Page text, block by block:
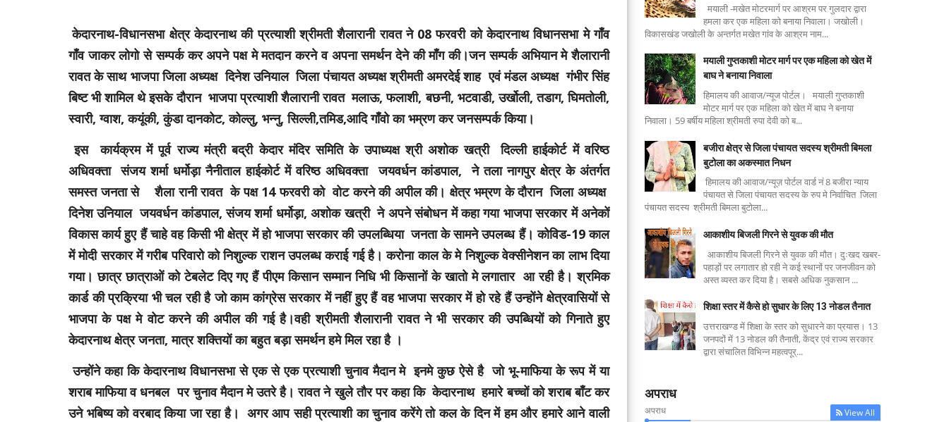
केदारनाथ-विधानसभा क्षेत्र केदारनाथ की प्रत्याशी श्रीमती शैलारानी रावत ने 08 फरवरी को केदारनाथ विधानसभा मे गाँव
गाँव जाकर लोगो से सम्पर्क कर अपने पक्ष मे मतदान करने व अपना समर्थन देने की माँग की।जन सम्पर्क अभियान मे शैलारानी
रावत के साथ भाजपा जिला अध्यक्ष दिनेश उनियाल जिला पंचायत अध्यक्ष श्रीमती अमरदेई शाह एवं मंडल अध्यक्ष गंभीर सिंह
बिष्ट भी शामिल थे इसके दौरान भाजपा प्रत्याशी शैलारानी रावत मलाऊ, फलाशी, बछनी, भटवाडी, उर्खोली, तडाग, घिमतोली,
स्वारी, ग्वाश, कयूंकी, कुंडा दानकोट, कोल्लु, भन्नु, सिल्ली,तमिड,आदि गाँवो का भम्रण कर जनसम्पर्क किया।
इस कार्यक्रम में पूर्व राज्य मंत्री बद्री केदार मंदिर समिति के उपाध्यक्ष श्री अशोक खत्री दिल्ली हाईकोर्ट में वरिष्ठ
अधिवक्ता संजय शर्मा धर्मोड़ा नैनीताल हाईकोर्ट में वरिष्ठ अधिवक्ता जयवर्धन कांडपाल, ने तला नागपुर क्षेत्र के अंतर्गत
समस्त जनता से शैला रानी रावत के पक्ष 14 फरवरी को वोट करने की अपील की। क्षेत्र भम्रण के दौरान जिला अध्यक्ष
दिनेश उनियाल जयवर्धन कांडपाल, संजय शर्मा धर्मोड़ा, अशोक खत्री ने अपने संबोधन में कहा गया भाजपा सरकार में अनेकों
विकास कार्य हुए हैं चाहे वह किसी भी क्षेत्र में हो भाजपा सरकार की उपलब्धिया जनता के सामने उपलब्ध हैं। कोविड-19 काल
में मोदी सरकार में गरीब परिवारो को निशुल्क राशन उपलब्ध कराई गई है। करोना काल के मे निशुल्क वेक्सीनेशन का लाभ दिया
गया। छात्र छात्राओं को टेबलेट दिए गए हैं पीएम किसान सम्मान निधि भी किसानों के खातो मे लगातार आ रही है। श्रमिक
कार्ड की प्रक्रिया भी चल रही है जो काम कांग्रेस सरकार में नहीं हुए हैं वह भाजपा सरकार में हो रहे हैं उन्होंने क्षेत्रवासियों से
भाजपा के पक्ष मे वोट करने की अपील की गई है।वही श्रीमती शैलारानी रावत ने भी सरकार की उपब्धियों को गिनाते हुए
केदारनाथ क्षेत्र जनता, मात्र शक्तियों का बहुत बड़ा समर्थन हमे मिल रहा है ।
उन्होंने कहा कि केदारनाथ विधानसभा से एक से एक प्रत्याशी चुनाव मैदान मे इनमे कुछ ऐसे है जो भू-माफिया के रूप में या
शराब माफिया व धनबल पर चुनाव मैदान मे उतरे है। रावत ने खुले तौर पर कहा कि केदारनाथ हमारे बच्चों को शराब बाँट कर
उने भबिष्य को वरबाद किया जा रहा है। अगर आप सही प्रत्याशी का चुनाव करेंगे तो कल के दिन में हम और हमारे आने वाली
मयाली -मखेत मोटरमार्ग पर आश्रम पर गुलदार द्वारा
हमला कर एक महिला को बनाया निवाला। जखोली।
विकासखंड जखोली के अन्तर्गत मखेत गांव के आश्रम नाम...
मयाली गुप्तकाशी मोटर मार्ग पर एक महिला को खेत में
बाघ ने बनाया निवाला
हिमालय की आवाज/न्यूज पोर्टल। मयाली गुप्तकाशी
मोटर मार्ग पर एक महिला को खेत में बाघ ने बनाया
निवाला। 59 बर्षीय महिला श्रीमती रुपा देवी को ब...
बजीरा क्षेत्र से जिला पंचायत सदस्य श्रीमती बिमला
बुटोला का अकस्मात निधन
हिमालय की आवाज/न्यूज़ पोर्टल वार्ड नं 8 बजीरा न्याय
पंचायत से जिला पंचायत सदस्य के रुप मे निर्वाचित जिला
पंचायत सदस्य श्रीमती बिमला बुटोला...
आकाशीय बिजली गिरने से युवक की मौत
आकाशीय बिजली गिरने से युवक की मौत। दुःखद खबर-
पहाड़ों पर लगातार हो रही ने कई स्थानों पर जनजीवन को
अस्त व्यस्त कर दिया है। सबसे अधिक नुकसान ...
शिक्षा स्तर में कैसे हो सुधार के लिए 13 नोडल तैनात
उत्तराखण्ड में शिक्षा के स्तर को सुधारने का प्रयास। 13
जनपदों में 13 नोडल की तैनाती, केंद्र एवं राज्य सरकार
द्वारा संचालित विभिन्न महत्वपूर्...
अपराध
अपराध View All